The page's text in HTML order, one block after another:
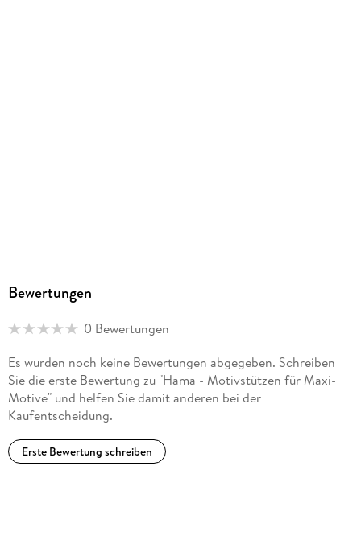
Bewertungen
0 Bewertungen
Es wurden noch keine Bewertungen abgegeben. Schreiben
Sie die erste Bewertung zu "Hama - Motivstützen für Maxi-
Motive" und helfen Sie damit anderen bei der
Kaufentscheidung.
Erste Bewertung schreiben